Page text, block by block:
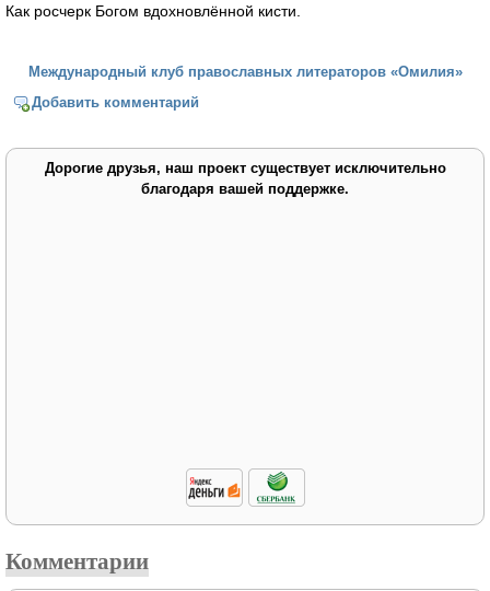
Как росчерк Богом вдохновлённой кисти.
Международный клуб православных литераторов «Омилия»
Добавить комментарий
Дорогие друзья, наш проект существует исключительно
благодаря вашей поддержке.
Комментарии